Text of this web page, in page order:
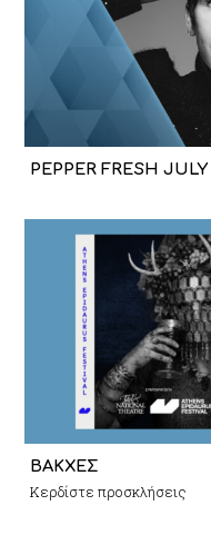
PEPPER FRESH JULY
ΒΑΚΧΕΣ
Κερδίστε προσκλήσεις